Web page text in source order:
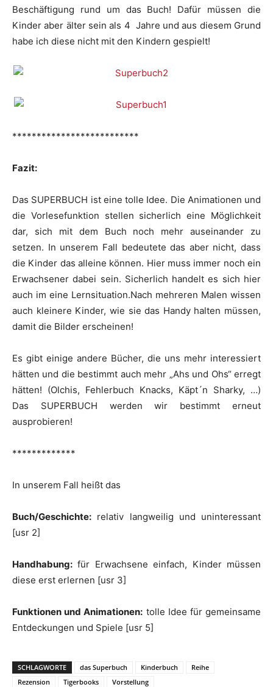
Beschäftigung rund um das Buch! Dafür müssen die
Kinder aber älter sein als 4 Jahre und aus diesem Grund
habe ich diese nicht mit den Kindern gespielt!
**************************
Fazit:
Das SUPERBUCH ist eine tolle Idee. Die Animationen und
die Vorlesefunktion stellen sicherlich eine Möglichkeit
dar, sich mit dem Buch noch mehr auseinander zu
setzen. In unserem Fall bedeutete das aber nicht, dass
die Kinder das alleine können. Hier muss immer noch ein
Erwachsener dabei sein. Sicherlich handelt es sich hier
auch im eine Lernsituation.Nach mehreren Malen wissen
auch kleinere Kinder, wie sie das Handy halten müssen,
damit die Bilder erscheinen!
Es gibt einige andere Bücher, die uns mehr interessiert
hätten und die bestimmt auch mehr „Ahs und Ohs“ erregt
hätten! (Olchis, Fehlerbuch Knacks, Käpt´n Sharky, …)
Das SUPERBUCH werden wir bestimmt erneut
ausprobieren!
*************
In unserem Fall heißt das
Buch/Geschichte: relativ langweilig und uninteressant
[usr 2]
Handhabung: für Erwachsene einfach, Kinder müssen
diese erst erlernen [usr 3]
Funktionen und Animationen: tolle Idee für gemeinsame
Entdeckungen und Spiele [usr 5]
SCHLAGWORTE das Superbuch Kinderbuch
Reihe
Rezension
Tigerbooks Vorstellung